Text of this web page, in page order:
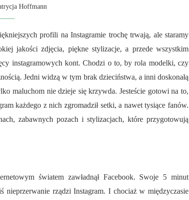
Hoffmann
profili na Instagramie trochę trwają, ale staramy
jakości zdjęcia, piękne stylizacje, a przede wszystkim
instagramowych kont. Chodzi o to, by rola modelki, czy
Jedni widzą w tym brak dzieciństwa, a inni doskonałą
maluchom nie dzieje się krzywda. Jesteście gotowi na to,
każdego z nich zgromadził setki, a nawet tysiące fanów.
zabawnych pozach i stylizacjach, które przygotowują
światem zawładnął Facebook. Swoje 5 minut
nieprzerwanie rządzi Instagram. I chociaż w międzyczasie